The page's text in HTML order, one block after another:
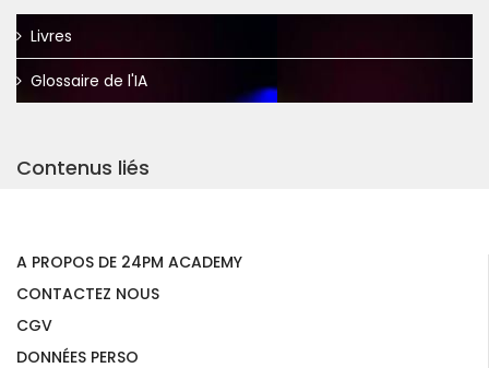
Livres
Glossaire de l'IA
Contenus liés
A PROPOS DE 24PM ACADEMY
CONTACTEZ NOUS
CGV
DONNÉES PERSO